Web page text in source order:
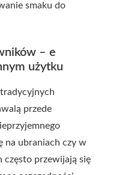
smaku do
– e
użytku
przede
na ubraniach czy w
często przewijają się